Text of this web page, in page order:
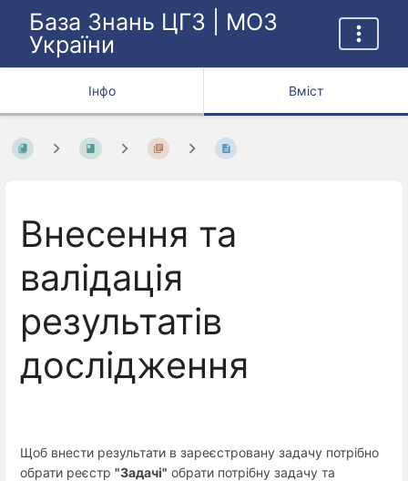
База Знань ЦГЗ | МОЗ
України
Інфо Вміст
Внесення та
валідація
результатів
дослідження
Щоб внести результати в зареєстровану задачу потрібно
обрати реєстр "Задачі" обрати потрібну задачу та